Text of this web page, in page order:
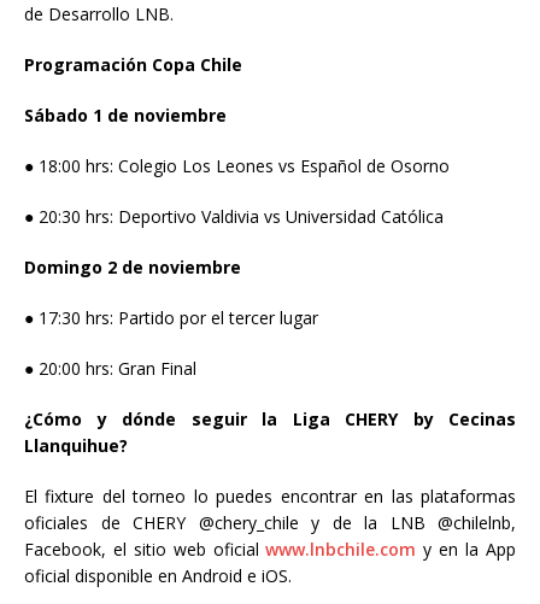
de Desarrollo LNB.
Programación Copa Chile
Sábado 1 de noviembre
● 18:00 hrs: Colegio Los Leones vs Español de Osorno
● 20:30 hrs: Deportivo Valdivia vs Universidad Católica
Domingo 2 de noviembre
● 17:30 hrs: Partido por el tercer lugar
● 20:00 hrs: Gran Final
¿Cómo y dónde seguir la Liga CHERY by Cecinas
Llanquihue?
El fixture del torneo lo puedes encontrar en las plataformas
oficiales de CHERY @chery_chile y de la LNB @chilelnb,
Facebook, el sitio web oficialwww.lnbchile.com y en la App
oficial disponible en Android e iOS.